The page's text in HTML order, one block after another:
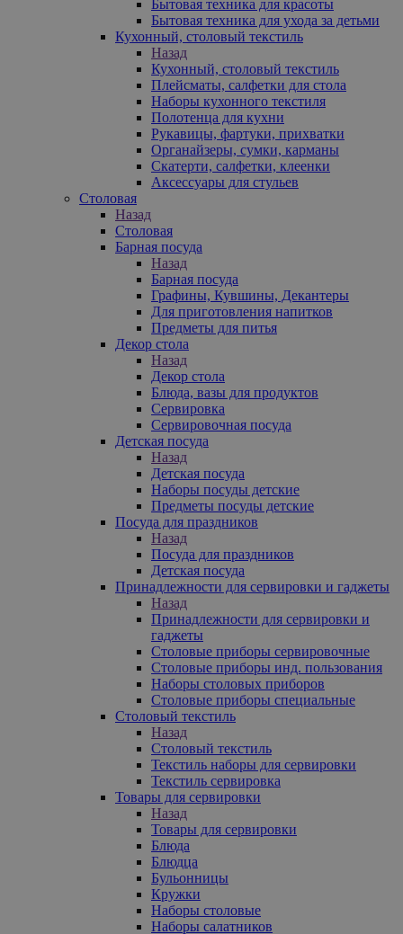
Бытовая техника для красоты
Бытовая техника для ухода за детьми
Кухонный, столовый текстиль
Назад
Кухонный, столовый текстиль
Плейсматы, салфетки для стола
Наборы кухонного текстиля
Полотенца для кухни
Рукавицы, фартуки, прихватки
Органайзеры, сумки, карманы
Скатерти, салфетки, клеенки
Аксессуары для стульев
Столовая
Назад
Столовая
Барная посуда
Назад
Барная посуда
Графины, Кувшины, Декантеры
Для приготовления напитков
Предметы для питья
Декор стола
Назад
Декор стола
Блюда, вазы для продуктов
Сервировка
Сервировочная посуда
Детская посуда
Назад
Детская посуда
Наборы посуды детские
Предметы посуды детские
Посуда для праздников
Назад
Посуда для праздников
Детская посуда
Принадлежности для сервировки и гаджеты
Назад
Принадлежности для сервировки и
гаджеты
Столовые приборы сервировочные
Столовые приборы инд. пользования
Наборы столовых приборов
Столовые приборы специальные
Столовый текстиль
Назад
Столовый текстиль
Текстиль наборы для сервировки
Текстиль сервировка
Товары для сервировки
Назад
Товары для сервировки
Блюда
Блюдца
Бульонницы
Кружки
Наборы столовые
Наборы салатников